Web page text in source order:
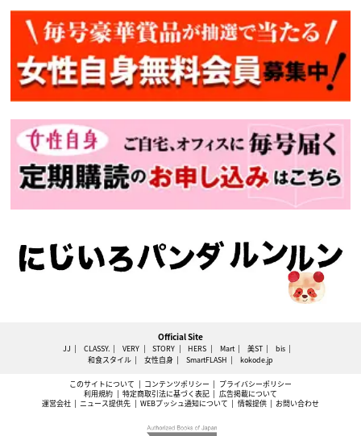
Official Site
JJ CLASSY. VERY STORY HERS Mart 美ST
bis
和食スタイル
女性自身 SmartFLASH kokode.jp
このサイトについて コンテンツポリシー
プライバシーポリシー
利用規約
特定商取引法に基づく表記
広告掲載について
運営会社
ニュース提供先 WEBプッシュ通知について 情報提供 お問い合わせ